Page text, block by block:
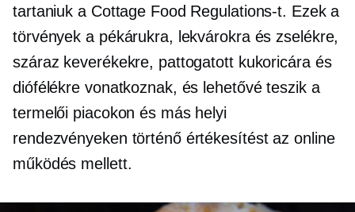
tartaniuk a Cottage Food Regulations-t. Ezek a
törvények a pékárukra, lekvárokra és zselékre,
száraz keverékekre, pattogatott kukoricára és
diófélékre vonatkoznak, és lehetővé teszik a
termelői piacokon és más helyi
rendezvényeken történő értékesítést az online
működés mellett.